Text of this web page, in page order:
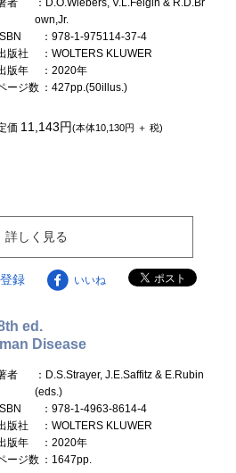
own,Jr.
：978-1-975114-37-4
版社
：WOLTERS KLUWER
版年
：2020年
ージ数 ：427pp.(50illus.)
価 11,143円(本体10,130円 ＋ 税)
詳しく見る
録 いいね
ed.
Disease
者
：D.S.Strayer, J.E.Saffitz & E.Rubin
(eds.)
ISBN
：978-1-4963-8614-4
版社
：WOLTERS KLUWER
版年
：2020年
ージ数 ：1647pp.